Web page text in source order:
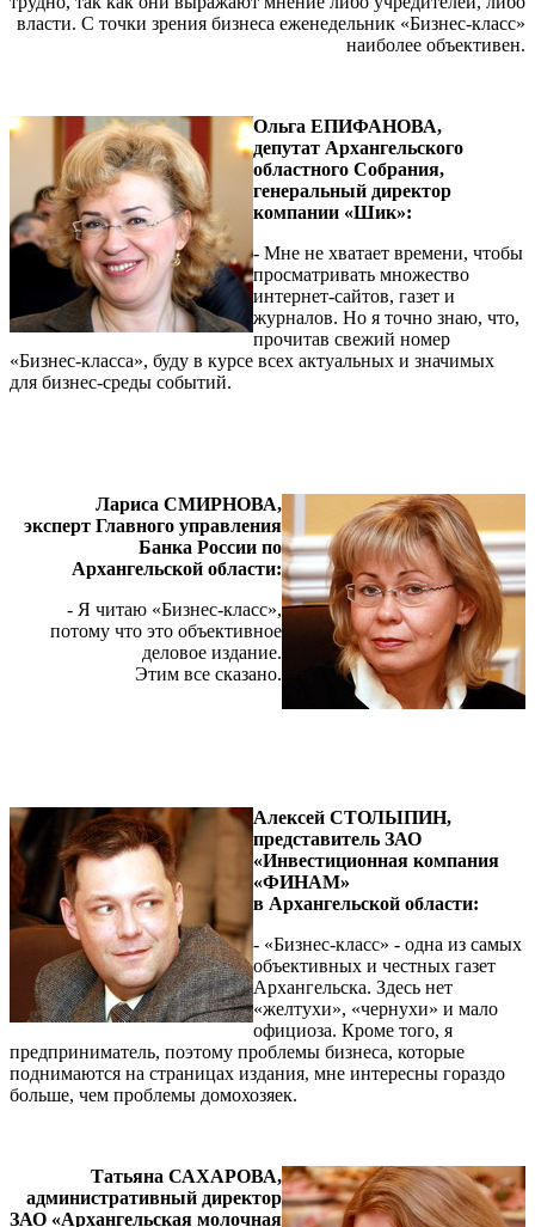
власти. С точки зрения бизнеса еженедельник «Бизнес-класс»
наиболее объективен.
Ольга ЕПИФАНОВА,
депутат Архангельского
областного Собрания,
генеральный директор
компании «Шик»:
- Мне не хватает времени, чтобы
просматривать множество
интернет-сайтов, газет и
журналов. Но я точно знаю, что,
прочитав свежий номер
«Бизнес-класса», буду в курсе всех актуальных и значимых
для бизнес-среды событий.
Лариса СМИРНОВА,
эксперт Главного управления
Банка России по
Архангельской области:
- Я читаю «Бизнес-класс»,
потому что это объективное
деловое издание.
Этим все сказано.
Алексей СТОЛЫПИН,
представитель ЗАО
«Инвестиционная компания
«ФИНАМ»
в Архангельской области:
- «Бизнес-класс» - одна из самых
объективных и честных газет
Архангельска. Здесь нет
«желтухи», «чернухи» и мало
официоза. Кроме того, я
предприниматель, поэтому проблемы бизнеса, которые
поднимаются на страницах издания, мне интересны гораздо
больше, чем проблемы домохозяек.
Татьяна САХАРОВА,
административный директор
ЗАО «Архангельская молочная